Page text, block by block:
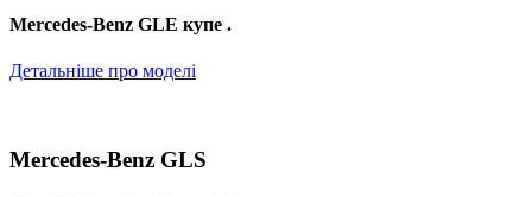
Mercedes-Benz GLE купе .
Детальніше про моделі
Mercedes-Benz GLS